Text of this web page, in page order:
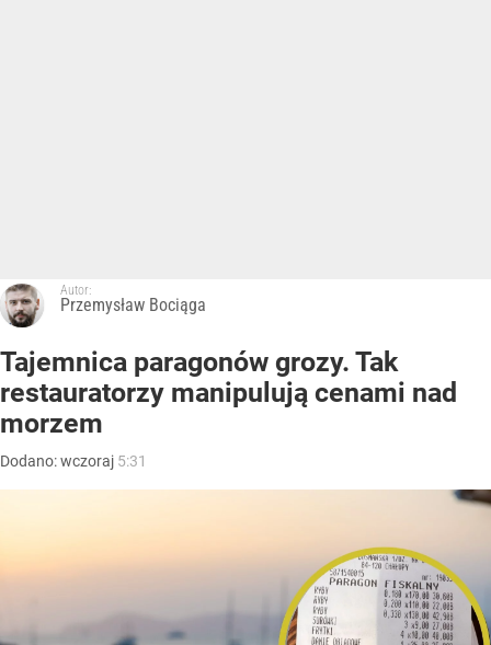
Autor:
Przemysław Bociąga
Tajemnica paragonów grozy. Tak
restauratorzy manipulują cenami nad
morzem
Dodano:wczoraj 5:31